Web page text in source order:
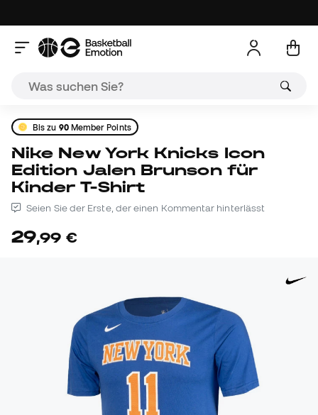
Bis zu 90Member Points
Nike New York Knicks Icon
Edition Jalen Brunson für
Kinder T-Shirt
Seien Sie der Erste, der einen Kommentar hinterlässt
29,99 €